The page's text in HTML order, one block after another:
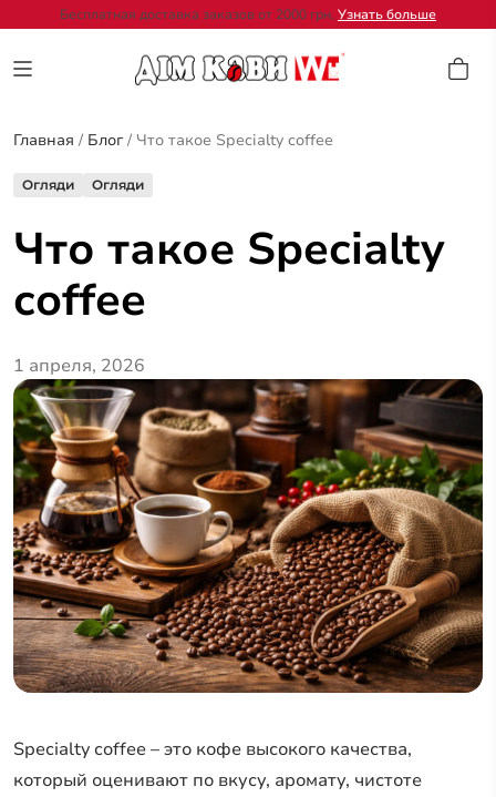
Бесплатная доставка заказов от 2000 грн. Узнать больше
Главная / Блог / Что такое Specialty coffee
Огляди Огляди
Что такое Specialty
coffee
1 апреля, 2026
Specialty coffee – это кофе высокого качества,
который оценивают по вкусу, аромату, чистоте